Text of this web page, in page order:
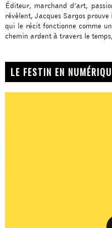
Éditeur, marchand d’art,
révèlent, Jacques Sargos
qui le récit fonctionne comme
chemin ardent à travers le
LE FESTIN EN